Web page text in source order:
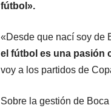
fútbol».
«Desde que nací soy de
el fútbol es una pasión
voy a los partidos de
Sobre la gestión de